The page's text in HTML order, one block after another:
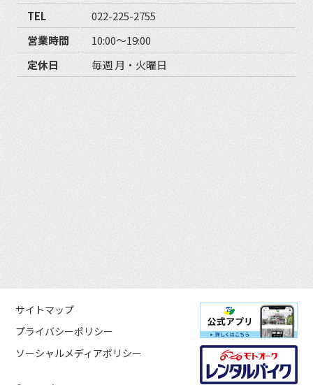
TEL
022-225-2755
営業時間
10:00〜19:00
定休日
毎週 月・火曜日
サイトマップ
プライバシーポリシー
ソーシャルメディアポリシー